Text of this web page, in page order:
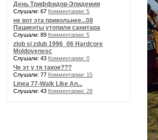
День Триффидов-Эпидемия
Слушали: 67 Комментарии: 5
не вот эта прикольнее...08
Пациенты утопили санитара
Слушали: 89 Комментарии: 5
zlob si zdub 1996_06 Hardcore
Moldovenesc
Слушали: 43 Комментарии: 0
Че эт у тя такое???
Слушали: 77 Комментарии: 15
Linea 77-Walk Like An...
Слушали: 43 Комментарии: 28